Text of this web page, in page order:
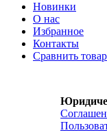
Новинки
О нас
Избранное
Контакты
Сравнить